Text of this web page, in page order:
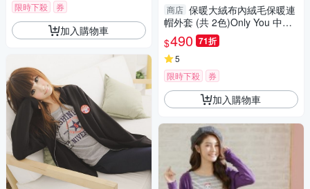
限時下殺 券
加入購物車
商店 保暖大絨布內絨毛保暖連
帽外套 (共 2色)Only You 中大
尺碼 MIT台灣製 A5089
$490 71折
5
限時下殺
券
加入購物車